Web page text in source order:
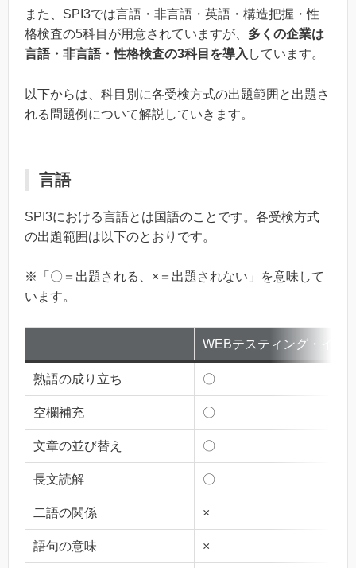
また、SPI3では言語・非言語・英語・構造把握・性
格検査の5科目が用意されていますが、 多くの企業は
言語・非言語・性格検査の3科目を導入 しています。
以下からは、科目別に各受検方式の出題範囲と出題さ
れる問題例について解説していきます。
言語
SPI3における言語とは国語のことです。各受検方式
の出題範囲は以下のとおりです。
※「〇＝出題される、×＝出題されない」を意味して
います。
WEBテスティング・イン
熟語の成り立ち 〇
空欄補充 〇
文章の並び替え 〇
長文読解 〇
二語の関係 ×
語句の意味 ×